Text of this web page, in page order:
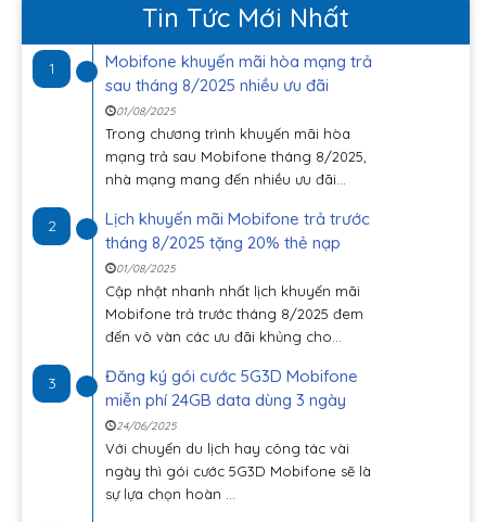
Tin Tức Mới Nhất
1
Mobifone khuyến mãi hòa mạng trả
sau tháng 8/2025 nhiều ưu đãi
01/08/2025
Trong chương trình khuyến mãi hòa
mạng trả sau Mobifone tháng 8/2025,
nhà mạng mang đến nhiều ưu đãi...
2
Lịch khuyến mãi Mobifone trả trước
tháng 8/2025 tặng 20% thẻ nạp
01/08/2025
Cập nhật nhanh nhất lịch khuyến mãi
Mobifone trả trước tháng 8/2025 đem
đến vô vàn các ưu đãi khủng cho...
3
Đăng ký gói cước 5G3D Mobifone
miễn phí 24GB data dùng 3 ngày
24/06/2025
Với chuyến du lịch hay công tác vài
ngày thì gói cước 5G3D Mobifone sẽ là
sự lựa chọn hoàn ...